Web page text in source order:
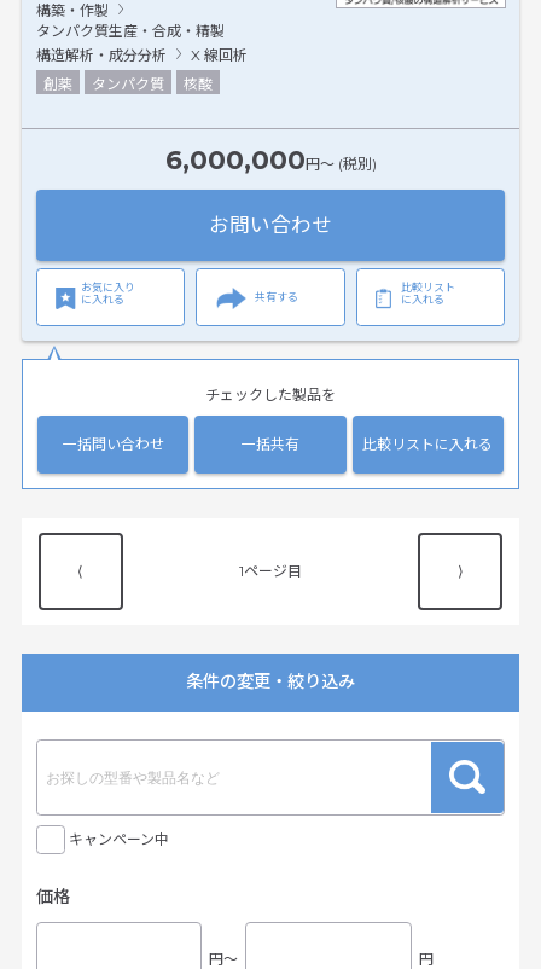
構築・作製
タンパク質生産・合成・精製
構造解析・成分分析
X 線回析
創薬
タンパク質 核酸
6,000,000円〜 (税別)
お問い合わせ
お気に入り
に入れる
共有する
比較リスト
に入れる
チェックした製品を
一括問い合わせ 一括共有 比較リストに入れる
⟨ 1 ⟩
条件の変更・絞り込み
キャンペーン中
価格
円〜 円